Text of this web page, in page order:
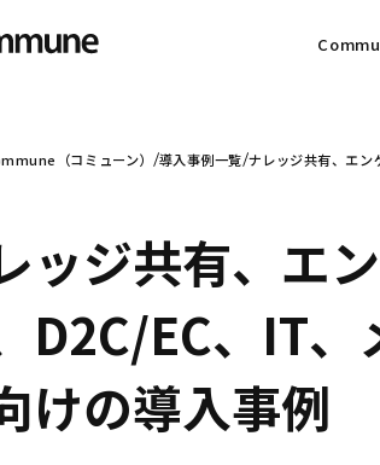
可
信頼を醸
社内コミ
（コミューン） 導入事例一覧 ナレッジ共有、エン
ッジ共有、エ
D2C/EC、IT
けの導入事例